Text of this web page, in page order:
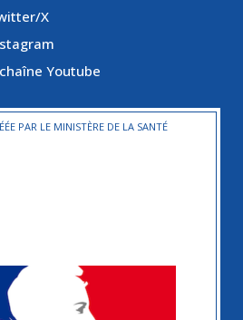
X
Youtube
PAR LE MINISTÈRE DE LA SANTÉ